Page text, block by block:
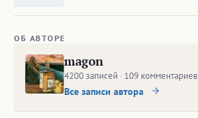
ОБ АВТОРЕ
magon
4200 записей · 109 комментариев
Все записи автора